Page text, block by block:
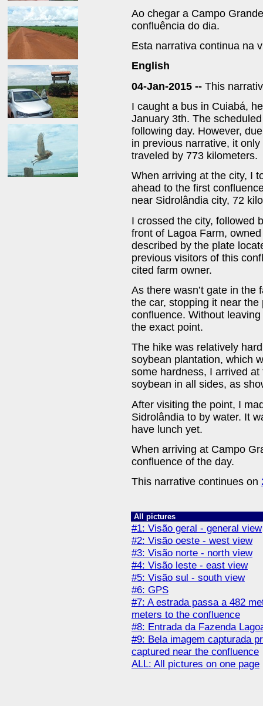
Ao chegar a Campo
confluência do dia.
Esta narrativa continua na
English
04-Jan-2015 -- This
I caught a bus in Cuiabá,
January 3th. The
following day. However,
in previous narrative, it
traveled by 773 kilometers.
When arriving at the city, I
ahead to the first
near Sidrolândia city, 72
I crossed the city, followed
front of Lagoa Farm,
described by the plate
previous visitors of this
cited farm owner.
As there wasn’t gate in the
the car, stopping it near
confluence. Without
the exact point.
The hike was relatively
soybean plantation, which
some hardness, I arrived
soybean in all sides, as
After visiting the point, I
Sidrolândia to by water. It
have lunch yet.
When arriving at Campo
confluence of the day.
This narrative continues on
All pictures
#1: Visão geral - general view
#2: Visão oeste - west view
#3: Visão norte - north view
#4: Visão leste - east view
#5: Visão sul - south view
#6: GPS
#7: A estrada passa a 482
meters to the confluence
#8: Entrada da Fazenda
#9: Bela imagem capturada
captured near the confluence
ALL: All pictures on one page